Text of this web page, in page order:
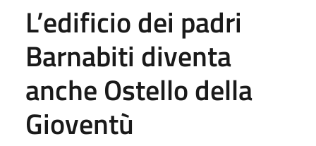
L’edificio dei padri
Barnabiti diventa
anche Ostello della
Gioventù